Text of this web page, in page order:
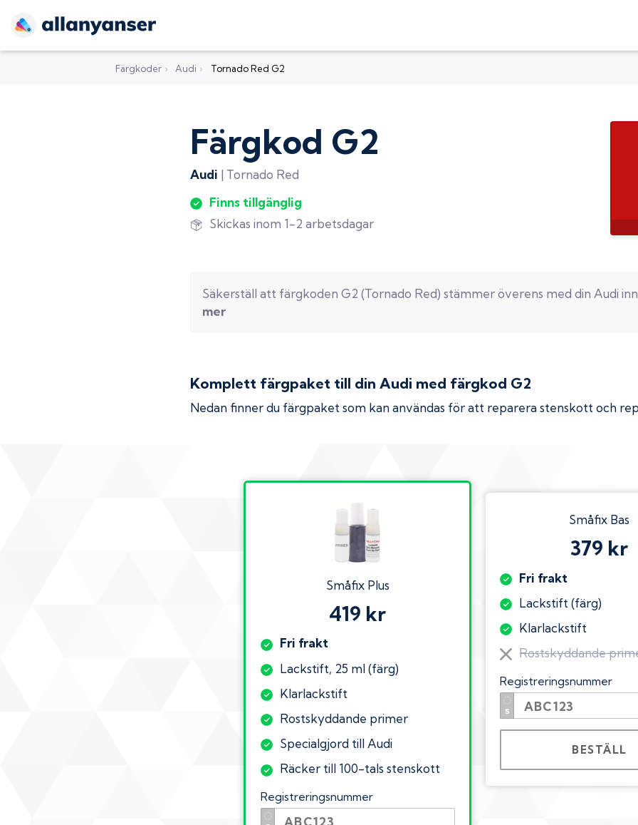
Färgkoder › Audi › Tornado Red G2
Färgkod G2
Audi | Tornado Red
Finns tillgänglig
Skickas inom 1-2 arbetsdagar
Säkerställ att färgkoden G2 (Tornado Red) stämmer överens med din Audi
mer
Komplett färgpaket till din Audi med färgkod G2
Nedan finner du färgpaket som kan användas för att reparera stenskott och
Småfix Plus
419 kr
Fri frakt
Lackstift, 25 ml (färg)
Klarlackstift
Rostskyddande primer
Specialgjord till Audi
Räcker till 100-tals stenskott
Registreringsnummer
Småfix Bas
379 kr
Fri frakt
Lackstift (färg)
Klarlackstift
Rostskyddande
Registreringsnummer
BESTÄLL